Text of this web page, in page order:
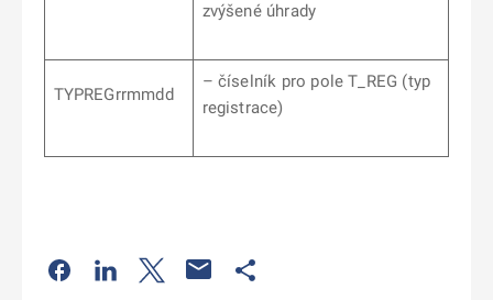
zvýšené úhrady
TYPREGrrmmdd
– číselník pro pole T_REG (typ
registrace)
Odkaz se otevře na nové kartě
Odkaz se otevře na nové kartě
Odkaz se otevře na nové kartě